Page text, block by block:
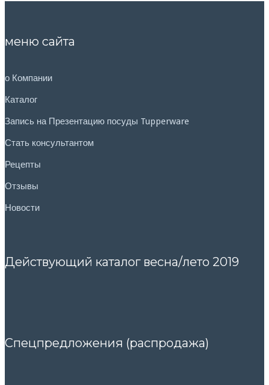
меню сайта
о Компании
Каталог
Запись на Презентацию посуды Tupperware
Стать консультантом
Рецепты
Отзывы
Новости
Действующий каталог весна/лето 2019
Спецпредложения (распродажа)